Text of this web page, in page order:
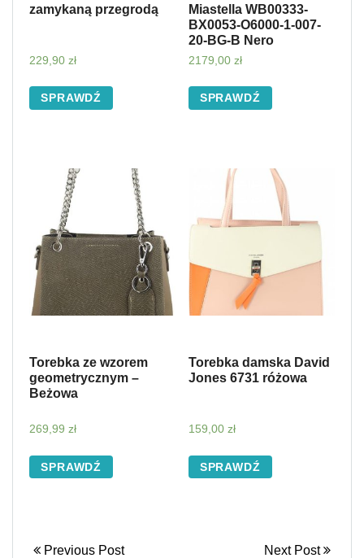
zamykaną przegrodą
229,90 zł
SPRAWDŹ
Miastella WB00333-
BX0053-O6000-1-007-
20-BG-B Nero
2179,00 zł
SPRAWDŹ
Torebka ze wzorem
geometrycznym –
Beżowa
269,99 zł
SPRAWDŹ
Torebka damska David
Jones 6731 różowa
159,00 zł
SPRAWDŹ
Previous Post Next Post